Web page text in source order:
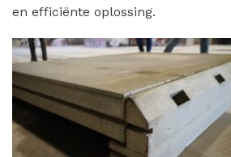
en efficiënte oplossing.